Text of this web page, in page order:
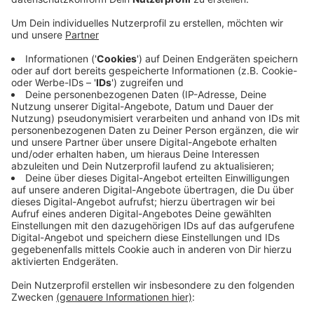
Mitte September losgehen. Der Untergrund muss für
die Arbeiten richtig trocken sein. Ziel ist es, dass sich
Innen- und Außengräfte an der Burg Vischering in ein
Biotop mit zeitweise sumpfigen Bereichen verwandeln.
Der Uferbereich der Innengräfte wird neu gestaltet
und der Graben entschlammt. Die Außengräfte im
südlichen Bereich soll in den Wintermonaten
austrocknen. Das soll das bislang regelmäßige
Entschlammen in dem Ökosystem verhindern. Auf der
Außengräfte ist zudem eine dauerhafte, barrierefreie
Aussichtplattform vorgesehen.
Anzeige